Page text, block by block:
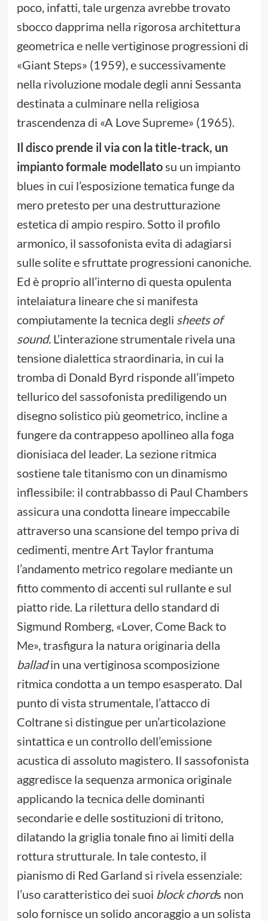
poco, infatti, tale urgenza avrebbe trovato
sbocco dapprima nella rigorosa architettura
geometrica e nelle vertiginose progressioni di
«Giant Steps» (1959), e successivamente
nella rivoluzione modale degli anni Sessanta
destinata a culminare nella religiosa
trascendenza di «A Love Supreme» (1965).
Il disco prende il via con la title-track, un
impianto formale modellato su un impianto
blues in cui l’esposizione tematica funge da
mero pretesto per una destrutturazione
estetica di ampio respiro. Sotto il profilo
armonico, il sassofonista evita di adagiarsi
sulle solite e sfruttate progressioni canoniche.
Ed è proprio all’interno di questa opulenta
intelaiatura lineare che si manifesta
compiutamente la tecnica degli sheets of
sound. L’interazione strumentale rivela una
tensione dialettica straordinaria, in cui la
tromba di Donald Byrd risponde all’impeto
tellurico del sassofonista prediligendo un
disegno solistico più geometrico, incline a
fungere da contrappeso apollineo alla foga
dionisiaca del leader. La sezione ritmica
sostiene tale titanismo con un dinamismo
inflessibile: il contrabbasso di Paul Chambers
assicura una condotta lineare impeccabile
attraverso una scansione del tempo priva di
cedimenti, mentre Art Taylor frantuma
l’andamento metrico regolare mediante un
fitto commento di accenti sul rullante e sul
piatto ride. La rilettura dello standard di
Sigmund Romberg, «Lover, Come Back to
Me», trasfigura la natura originaria della
balladin una vertiginosa scomposizione
ritmica condotta a un tempo esasperato. Dal
punto di vista strumentale, l’attacco di
Coltrane si distingue per un’articolazione
sintattica e un controllo dell’emissione
acustica di assoluto magistero. Il sassofonista
aggredisce la sequenza armonica originale
applicando la tecnica delle dominanti
secondarie e delle sostituzioni di tritono,
dilatando la griglia tonale fino ai limiti della
rottura strutturale. In tale contesto, il
pianismo di Red Garland si rivela essenziale:
l’uso caratteristico dei suoi block chords non
solo fornisce un solido ancoraggio a un solista